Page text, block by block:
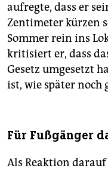
aufregte, dass er
Zentimeter kürzen
Sommer rein ins
kritisiert er, dass
Gesetz umgesetzt
ist, wie später noch
Für Fußgänger
Als Reaktion